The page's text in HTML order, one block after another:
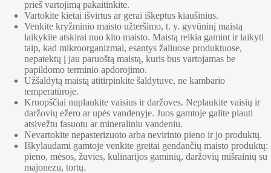
prieš vartojimą pakaitinkite.
Vartokite kietai išvirtus ar gerai iškeptus kiaušinius.
Venkite kryžminio maisto užteršimo, t. y. gyvūninį maistą
laikykite atskirai nuo kito maisto. Maistą reikia gamint ir laikyti
taip, kad mikroorganizmai, esantys žaliuose produktuose,
nepatektų į jau paruoštą maistą, kuris bus vartojamas be
papildomo terminio apdorojimo.
Užšaldytą maistą atitirpinkite šaldytuve, ne kambario
temperatūroje.
Kruopščiai nuplaukite vaisius ir daržoves. Neplaukite vaisių ir
daržovių ežero ar upės vandenyje. Juos gamtoje galite plauti
atsivežtu fasuotu ar mineraliniu vandeniu.
Nevartokite nepasterizuoto arba nevirinto pieno ir jo produktų.
Iškylaudami gamtoje venkite greitai gendančių maisto produktų:
pieno, mėsos, žuvies, kulinarijos gaminių, daržovių mišrainių su
majonezu, tortų.